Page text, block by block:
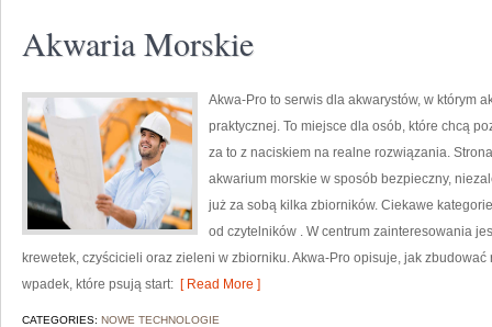
Akwaria Morskie
Akwa-Pro to serwis dla akwarystów, w którym
praktycznej. To miejsce dla osób, które chcą
za to z naciskiem na realne rozwiązania.
akwarium morskie w sposób bezpieczny,
już za sobą kilka zbiorników. Ciekawe
od czytelników . W centrum zainteresowania
krewetek, czyścicieli oraz zieleni w zbiorniku. Akwa-Pro opisuje, jak
wpadek, które psują start: [ Read More ]
CATEGORIES: NOWE TECHNOLOGIE